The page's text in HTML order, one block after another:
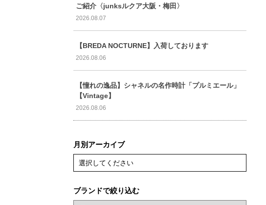
ご紹介〈junksルクア大阪・梅田〉
2026.08.07
【BREDA NOCTURNE】入荷しております
2026.08.06
【憧れの逸品】シャネルの名作時計「プルミエール」
【Vintage】
2026.08.06
月別アーカイブ
選択してください
ブランドで絞り込む